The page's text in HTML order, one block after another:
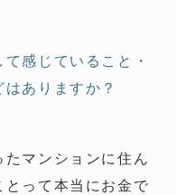
感じていること・
ありますか？
マンションに住ん
とって本当にお金で